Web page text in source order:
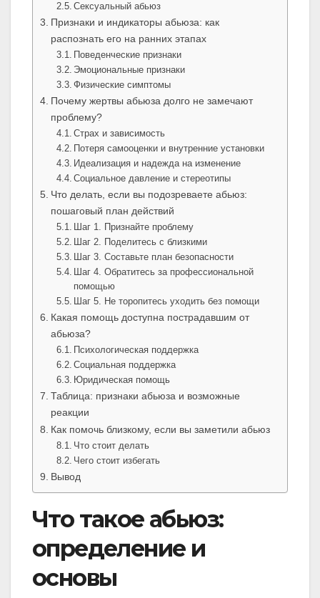
Сексуальный абьюз
Признаки и индикаторы абьюза: как
распознать его на ранних этапах
Поведенческие признаки
Эмоциональные признаки
Физические симптомы
Почему жертвы абьюза долго не замечают
проблему?
Страх и зависимость
Потеря самооценки и внутренние установки
Идеализация и надежда на изменение
Социальное давление и стереотипы
Что делать, если вы подозреваете абьюз:
пошаговый план действий
Шаг 1. Признайте проблему
Шаг 2. Поделитесь с близкими
Шаг 3. Составьте план безопасности
Шаг 4. Обратитесь за профессиональной
помощью
Шаг 5. Не торопитесь уходить без помощи
Какая помощь доступна пострадавшим от
абьюза?
Психологическая поддержка
Социальная поддержка
Юридическая помощь
Таблица: признаки абьюза и возможные
реакции
Как помочь близкому, если вы заметили абьюз
Что стоит делать
Чего стоит избегать
Вывод
Что такое абьюз:
определение и
основы